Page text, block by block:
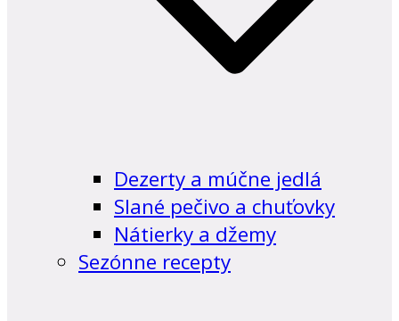
Dezerty a múčne jedlá
Slané pečivo a chuťovky
Nátierky a džemy
Sezónne recepty